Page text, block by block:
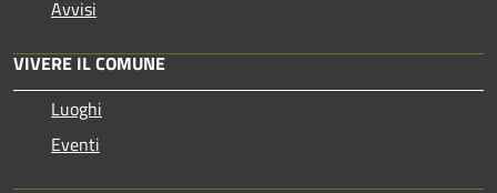
Avvisi
VIVERE IL COMUNE
Luoghi
Eventi